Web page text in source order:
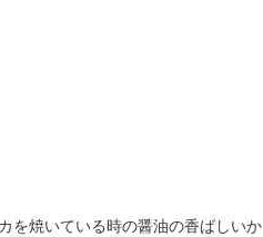
を焼いている時の醤油の香ばしいか